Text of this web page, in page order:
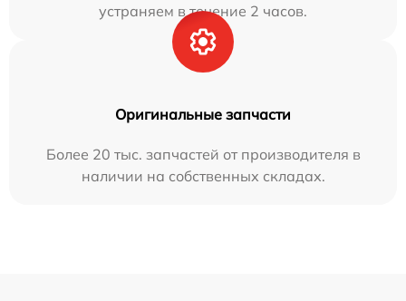
устраняем в течение 2 часов.
Оригинальные запчасти
Более 20 тыс. запчастей от производителя в
наличии на собственных складах.